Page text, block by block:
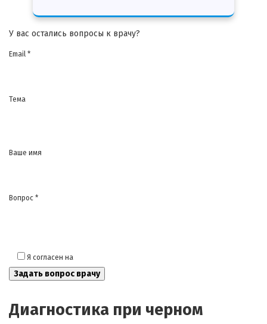
У вас остались вопросы к врачу?
Email *
Тема
Ваше имя
Вопрос *
Я согласен на
Диагностика при черном